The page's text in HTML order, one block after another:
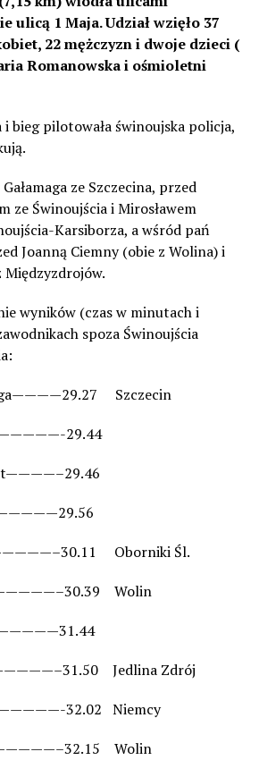
ulicą 1 Maja. Udział wzięło 37
22 mężczyzn i dwoje dzieci (
Romanowska i ośmioletni
i bieg pilotowała świnoujska policja,
Gałamaga ze Szczecina, przed
ze Świnoujścia i Mirosławem
Karsiborza, a wśród pań
Joanną Ciemny (obie z Wolina) i
wyników (czas w minutach i
spoza Świnoujścia
Szczecin
29.44
Oborniki Śl.
Wolin
Jedlina Zdrój
32.02 Niemcy
Wolin